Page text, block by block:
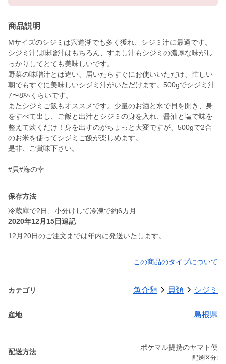
商品説明
Mサイズのシジミは宍道湖でも多く獲れ、シジミ汁に最適です。
シジミ汁は味噌汁はもちろん、すまし汁もシジミの濃厚な味がし
っかりしてとても美味しいです。
野菜の味噌汁とは違い、届いたらすぐにお使いいただけ、忙しい
朝でもすぐに美味しいシジミ汁がいただけます。500gでシジミ汁
7〜8杯くらいです。
またシジミご飯もオススメです。少量のお酒と水で貝を開き、身
をすべて出し、ご飯と出汁とシジミの身を入れ、醤油と塩で味を
整えて炊くだけ！身を出すのがちょっと大変ですが、500gで2合
のお米を使ってシジミご飯が楽しめます。
是非、ご賞味下さい。
#貝#海の幸
保存方法
冷蔵庫で2日、小分けして冷凍で約6カ月
2020年12月15日追記
12月20日のご注文までは年内に発送いたします。
この商品のタイプについて
カテゴリ 魚介類 貝類 シジミ
産地 島根県
配送方法
ポケマル提携のヤマト便
配送区分: